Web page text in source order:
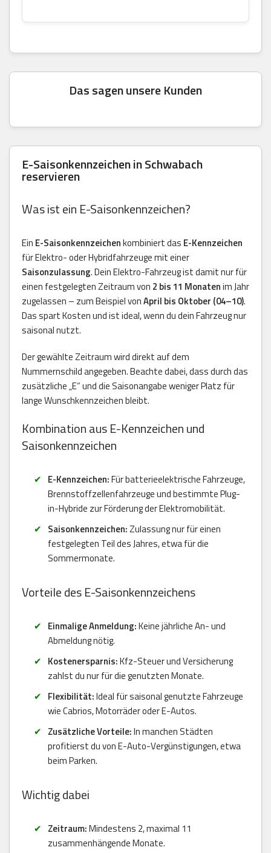
Das sagen unsere Kunden
E-Saisonkennzeichen in Schwabach
reservieren
Was ist ein E-Saisonkennzeichen?
Ein E-Saisonkennzeichenkombiniert das E-Kennzeichen
für Elektro- oder Hybridfahrzeuge mit einer
Saisonzulassung. Dein Elektro-Fahrzeug ist damit nur für
einen festgelegten Zeitraum von 2 bis 11 Monatenim Jahr
zugelassen – zum Beispiel vonApril bis Oktober (04–10).
Das spart Kosten und ist ideal, wenn du dein Fahrzeug nur
saisonal nutzt.
Der gewählte Zeitraum wird direkt auf dem
Nummernschild angegeben. Beachte dabei, dass durch das
zusätzliche „E“ und die Saisonangabe weniger Platz für
lange Wunschkennzeichen bleibt.
Kombination aus E-Kennzeichen und
Saisonkennzeichen
E-Kennzeichen:Für batterieelektrische Fahrzeuge,
Brennstoffzellenfahrzeuge und bestimmte Plug-
in-Hybride zur Förderung der Elektromobilität.
Saisonkennzeichen:Zulassung nur für einen
festgelegten Teil des Jahres, etwa für die
Sommermonate.
Vorteile des E-Saisonkennzeichens
Einmalige Anmeldung:Keine jährliche An- und
Abmeldung nötig.
Kostenersparnis:Kfz-Steuer und Versicherung
zahlst du nur für die genutzten Monate.
Flexibilität:Ideal für saisonal genutzte Fahrzeuge
wie Cabrios, Motorräder oder E-Autos.
Zusätzliche Vorteile:In manchen Städten
profitierst du von E-Auto-Vergünstigungen, etwa
beim Parken.
Wichtig dabei
Zeitraum:Mindestens 2, maximal 11
zusammenhängende Monate.